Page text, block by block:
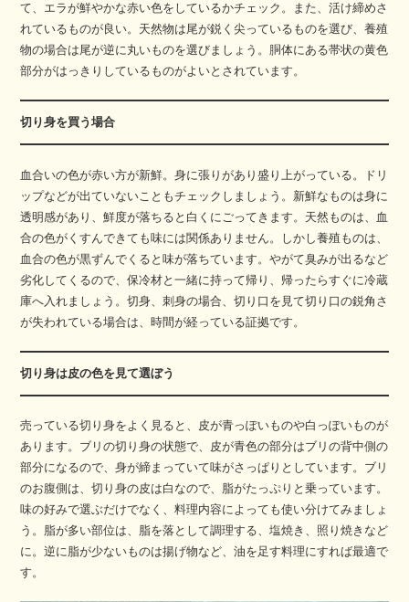
て、エラが鮮やかな赤い色をしているかチェック。また、活け締めさ
れているものが良い。天然物は尾が鋭く尖っているものを選び、養殖
物の場合は尾が逆に丸いものを選びましょう。胴体にある帯状の黄色
部分がはっきりしているものがよいとされています。
切り身を買う場合
血合いの色が赤い方が新鮮。身に張りがあり盛り上がっている。ドリ
ップなどが出ていないこともチェックしましょう。新鮮なものは身に
透明感があり、鮮度が落ちると白くにごってきます。天然ものは、血
合の色がくすんできても味には関係ありません。しかし養殖ものは、
血合の色が黒ずんでくると味が落ちています。やがて臭みが出るなど
劣化してくるので、保冷材と一緒に持って帰り、帰ったらすぐに冷蔵
庫へ入れましょう。切身、刺身の場合、切り口を見て切り口の鋭角さ
が失われている場合は、時間が経っている証拠です。
切り身は皮の色を見て選ぼう
売っている切り身をよく見ると、皮が青っぽいものや白っぽいものが
あります。ブリの切り身の状態で、皮が青色の部分はブリの背中側の
部分になるので、身が締まっていて味がさっぱりとしています。ブリ
のお腹側は、切り身の皮は白なので、脂がたっぷりと乗っています。
味の好みで選ぶだけでなく、料理内容によっても使い分けてみましょ
う。脂が多い部位は、脂を落として調理する、塩焼き、照り焼きなど
に。逆に脂が少ないものは揚げ物など、油を足す料理にすれば最適で
す。